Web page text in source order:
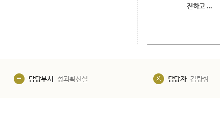
전하고 ...
담당부서 성과확산실 담당자 김량휘